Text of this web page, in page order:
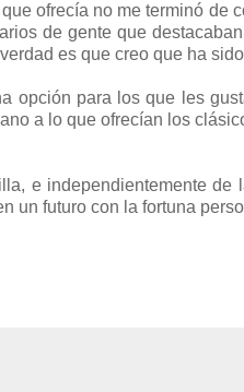
ofrecía no me terminó de
de gente que
es que creo que ha
opción para los que les
a lo que ofrecían los
e independientemente de
un futuro con la fortuna